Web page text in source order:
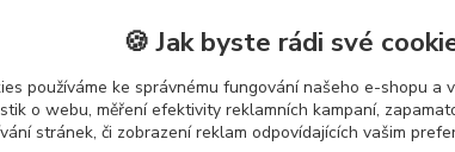
🍪 Jak byste rádi své
používáme ke správnému fungování našeho e-shopu a
o webu, měření efektivity reklamních kampaní,
stránek, či zobrazení reklam odpovídajících vašim